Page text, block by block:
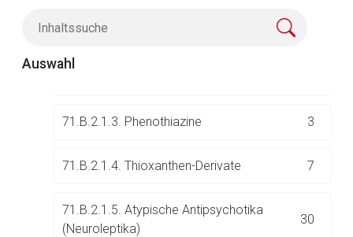
Auswahl
71.B.2.1.1. Butyrophenon-Derivate
71.B.2.1.3. Phenothiazine 3
71.B.2.1.4. Thioxanthen-Derivate 7
71.B.2.1.5. Atypische Antipsychotika
(Neuroleptika)
30